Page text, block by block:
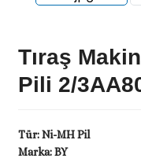
Tıraş
Pili 2/
Tür: Ni-MH Pil
Marka: BY